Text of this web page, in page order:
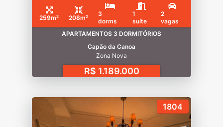
259m² 208m²
3
dorms
1
suíte
2
vagas
APARTAMENTOS 3 DORMITÓRIOS
Capão da Canoa
Zona Nova
R$ 1.189.000
1804